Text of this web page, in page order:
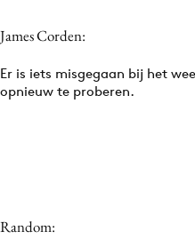
James Corden:
Er is iets misgegaan bij het
opnieuw te proberen.
Random: